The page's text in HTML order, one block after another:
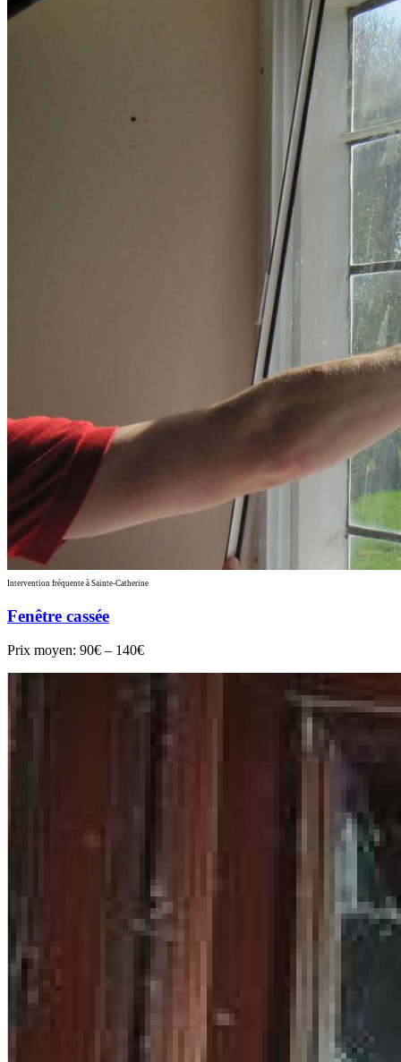
Intervention fréquente à Sainte-Catherine
Fenêtre cassée
Prix moyen: 90€ – 140€